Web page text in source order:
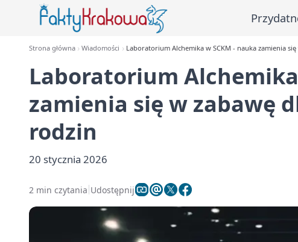
Strona główna Wiadomości Laboratorium Alchemika w SCKM - nauka zamienia
Laboratorium
zamienia się w zabawę
rodzin
20 stycznia 2026
2 min czytania Udostępnij